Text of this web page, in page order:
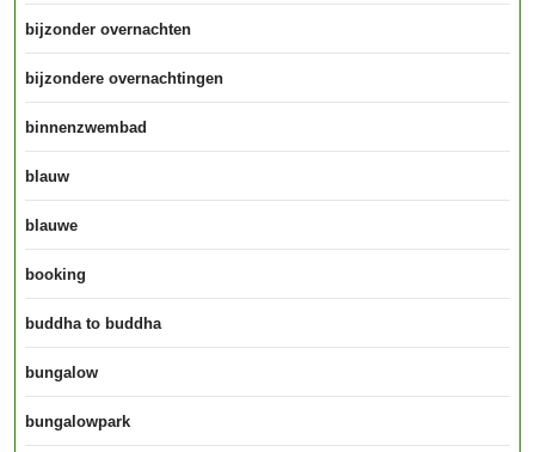
bijzonder overnachten
bijzondere overnachtingen
binnenzwembad
blauw
blauwe
booking
buddha to buddha
bungalow
bungalowpark